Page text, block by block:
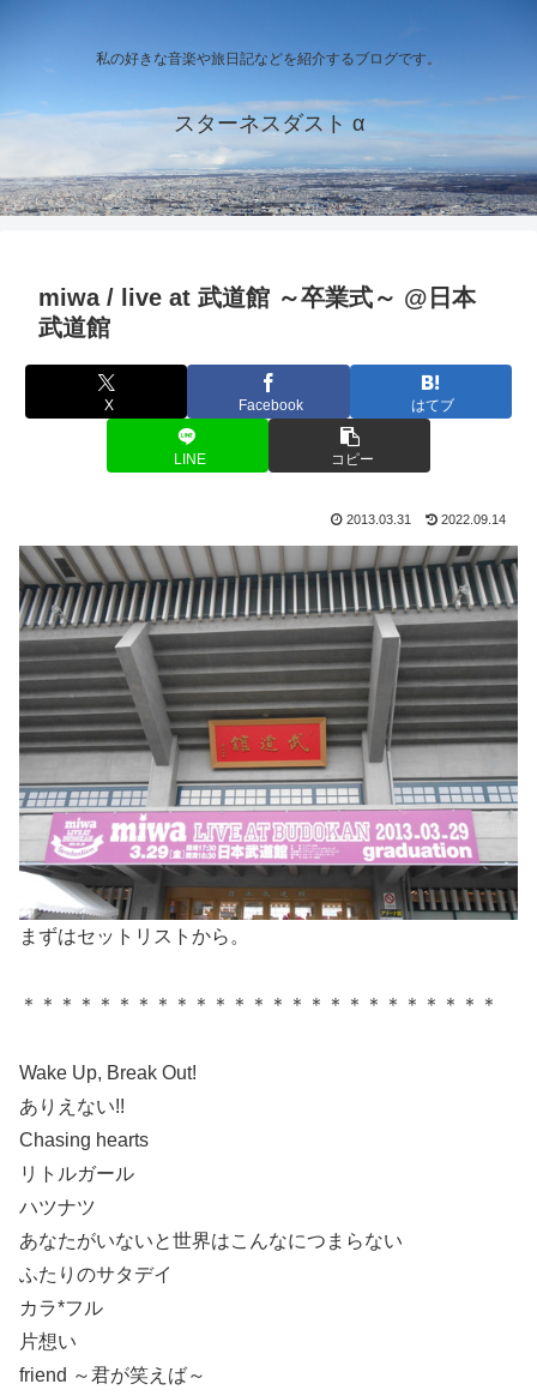
私の好きな音楽や旅日記などを紹介するブログです。
スターネスダスト α
miwa / live at 武道館 ～卒業式～ @日本
武道館
X Facebook はてブ
LINE コピー
2013.03.31 2022.09.14
まずはセットリストから。
＊＊＊＊＊＊＊＊＊＊＊＊＊＊＊＊＊＊＊＊＊＊＊＊＊
Wake Up, Break Out!
ありえない!!
Chasing hearts
リトルガール
ハツナツ
あなたがいないと世界はこんなにつまらない
ふたりのサタデイ
カラ*フル
片想い
friend ～君が笑えば～